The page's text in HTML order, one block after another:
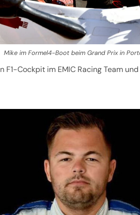
Mike im Formel4-Boot beim Grand Prix in
Cockpit im EMIC Racing Team